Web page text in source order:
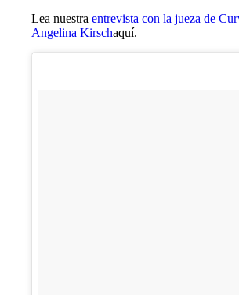
Lea nuestraentrevista con la jueza de
Angelina Kirschaquí.